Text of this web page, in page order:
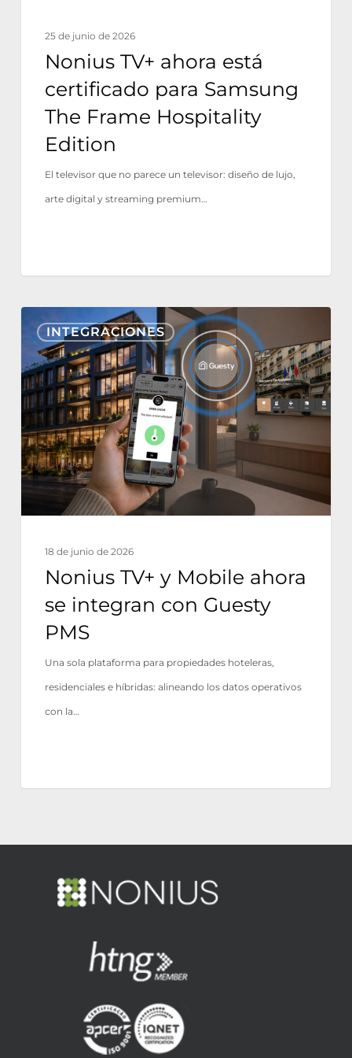
25 de junio de 2026
Nonius TV+ ahora está
certificado para Samsung
The Frame Hospitality
Edition
El televisor que no parece un televisor: diseño de lujo,
arte digital y streaming premium…
INTEGRACIONES
Nonius
TV+
y
Mobile
ahora
se
integran
Guesty
18 de junio de 2026
Nonius TV+ y Mobile ahora
se integran con Guesty
PMS
Una sola plataforma para propiedades hoteleras,
residenciales e híbridas: alineando los datos operativos
con la…